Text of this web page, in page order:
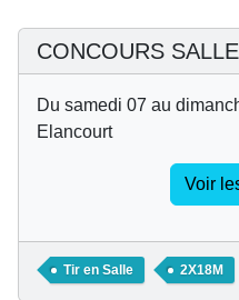
CONCOURS
Du samedi 07 au
Elancourt
Voir
Tir en Salle 2X18M